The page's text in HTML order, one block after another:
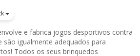
e fabrica jogos desportivos contra
são igualmente adequados para
Todos os seus brinquedos